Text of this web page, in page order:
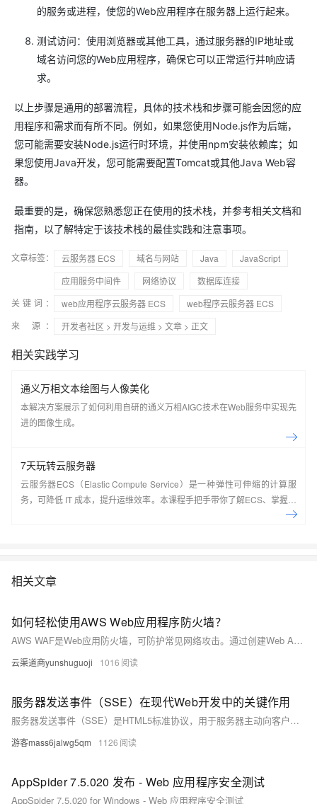
的服务或进程，使您的Web应用程序在服务器上运行起来。
测试访问：使用浏览器或其他工具，通过服务器的IP地址或
域名访问您的Web应用程序，确保它可以正常运行并响应请
求。
以上步骤是通用的部署流程，具体的技术栈和步骤可能会因您的应
用程序和需求而有所不同。例如，如果您使用Node.js作为后端，
您可能需要安装Node.js运行时环境，并使用npm安装依赖库；如
果您使用Java开发，您可能需要配置Tomcat或其他Java Web容
器。
最重要的是，确保您熟悉您正在使用的技术栈，并参考相关文档和
指南，以了解特定于该技术栈的最佳实践和注意事项。
文章标签： 云服务器 ECS 域名与网站 Java
JavaScript
应用服务中间件
网络协议
数据库连接
关键词：
web应用程序云服务器 ECS
web程序云服务器 ECS
来 源：
开发者社区 > 开发与运维 > 文章 > 正文
相关实践学习
通义万相文本绘图与人像美化
本解决方案展示了如何利用自研的通义万相AIGC技术在Web服务中实现先
进的图像生成。
7天玩转云服务器
云服务器ECS（Elastic Compute Service）是一种弹性可伸缩的计算服
务，可降低 IT 成本，提升运维效率。本课程手把手带你了解ECS、掌握基
本操作、动手实操快照管理、镜像管理等。了解产品详
相关文章
如何轻松使用AWS Web应用程序防火墙？
AWS WAF是Web应用防火墙，可防护常见网络攻击。通过创建Web ACL并设置规则，保护CloudFront、API网关、负载均衡器等资源。支持自定义规则与OWASP预定义规则集，结合CloudWatch实现监控日志，提升应用安全性和稳定性。
云渠道商yunshuguoji 1016
服务器发送事件（SSE）在现代Web开发中的关键作用
服务器发送事件（SSE）是HTML5标准协议，用于服务器主动向客户端推送实时数据，适合单向通信场景。相比WebSocket，SSE更简洁高效，基于HTTP协议，具备自动重连、事件驱动等特性。常见应用场景包括实时通知、新闻推送、数据分析等。通过Apipost等工具可轻松调试SSE，助力开发者构建高效实时Web应用。示例中，电商平台利用SSE实现秒杀活动通知，显著减少延迟并简化架构。掌握SSE技术，能大幅提升用户体验与开发效率。
游客mass6jalwg5qm 1126
AppSpider 7.5.020 发布 - Web 应用程序安全测试
AppSpider 7.5.020 for Windows - Web 应用程序安全测试